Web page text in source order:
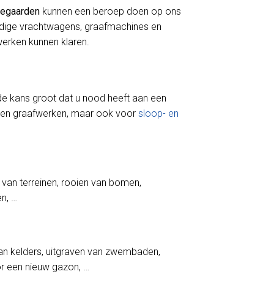
kunnen een beroep doen op ons
vrachtwagens, graafmachines en
kunnen klaren.
kans groot dat u nood heeft aan een
graafwerken, maar ook voor sloop- en
terreinen, rooien van bomen,
…
kelders, uitgraven van zwembaden,
nieuw gazon, …